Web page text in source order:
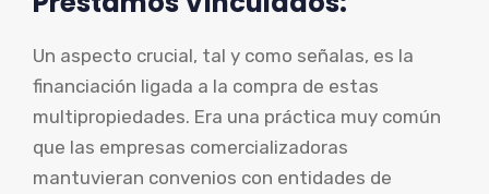
Un aspecto crucial, tal y como señalas, es la
financiación ligada a la compra de estas
multipropiedades. Era una práctica muy común
que las empresas comercializadoras
mantuvieran convenios con entidades de